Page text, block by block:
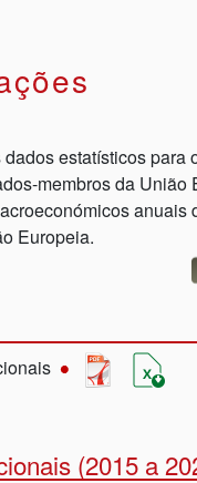
estatísticos para
membros da União
anuais
Europeia.
(2015 a